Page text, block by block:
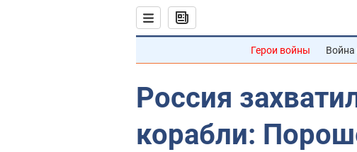
Герои войны Война
Россия
корабли: